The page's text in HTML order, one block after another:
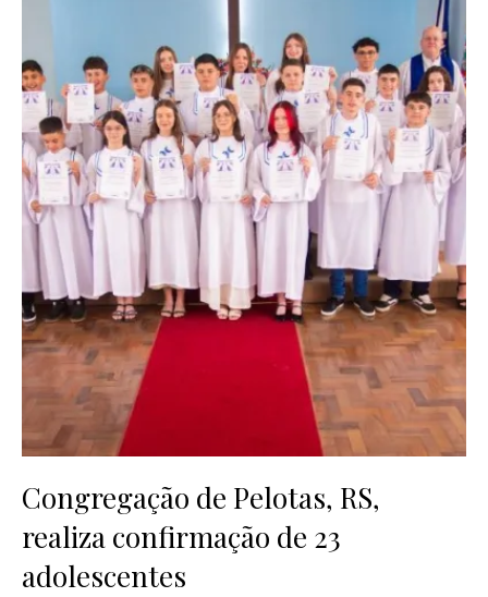
Congregação de Pelotas, RS,
realiza confirmação de 23
adolescentes